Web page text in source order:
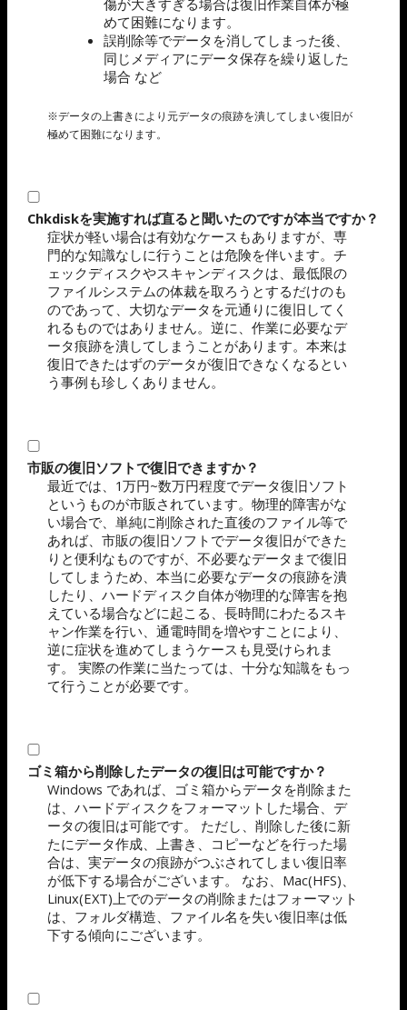
傷が大きすぎる場合は復旧作業自体が極
めて困難になります。
誤削除等でデータを消してしまった後、
同じメディアにデータ保存を繰り返した
場合 など
※データの上書きにより元データの痕跡を潰してしまい復旧が
極めて困難になります。
Chkdiskを実施すれば直ると聞いたのですが本当ですか？
症状が軽い場合は有効なケースもありますが、専
門的な知識なしに行うことは危険を伴います。チ
ェックディスクやスキャンディスクは、最低限の
ファイルシステムの体裁を取ろうとするだけのも
のであって、大切なデータを元通りに復旧してく
れるものではありません。逆に、作業に必要なデ
ータ痕跡を潰してしまうことがあります。本来は
復旧できたはずのデータが復旧できなくなるとい
う事例も珍しくありません。
市販の復旧ソフトで復旧できますか？
最近では、1万円~数万円程度でデータ復旧ソフト
というものが市販されています。物理的障害がな
い場合で、単純に削除された直後のファイル等で
あれば、市販の復旧ソフトでデータ復旧ができた
りと便利なものですが、不必要なデータまで復旧
してしまうため、本当に必要なデータの痕跡を潰
したり、ハードディスク自体が物理的な障害を抱
えている場合などに起こる、長時間にわたるスキ
ャン作業を行い、通電時間を増やすことにより、
逆に症状を進めてしまうケースも見受けられま
す。 実際の作業に当たっては、十分な知識をもっ
て行うことが必要です。
ゴミ箱から削除したデータの復旧は可能ですか？
Windows であれば、ゴミ箱からデータを削除また
は、ハードディスクをフォーマットした場合、デ
ータの復旧は可能です。 ただし、削除した後に新
たにデータ作成、上書き、コピーなどを行った場
合は、実データの痕跡がつぶされてしまい復旧率
が低下する場合がございます。 なお、Mac(HFS)、
Linux(EXT)上でのデータの削除またはフォーマット
は、フォルダ構造、ファイル名を失い復旧率は低
下する傾向にございます。